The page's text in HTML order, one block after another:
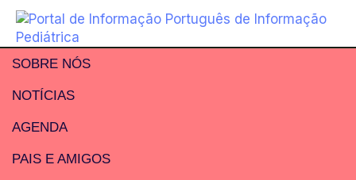
SOBRE NÓS
NOTÍCIAS
AGENDA
PAIS E AMIGOS